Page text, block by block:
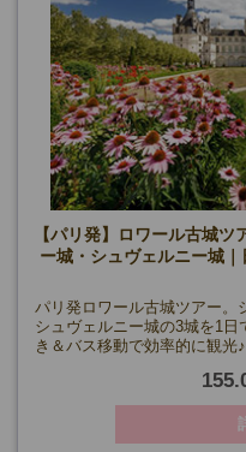
【パリ発】ロワール古城
ー城・シュヴェルニー城
パリ発ロワール古城ツアー。
シュヴェルニー城の3城を1
き＆バス移動で効率的に観